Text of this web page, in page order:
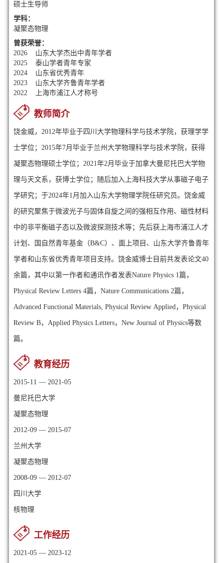
硕士生导师
学科：
凝聚态物理
曾获荣誉：
2026 山东大学杰出中青年学者
2025 泰山学者青年专家
2024 山东省优秀青年
2023 山东大学齐鲁青年学者
2022 上海市浦江人才称号
教师简介
饶金威， 2012年毕业于四川大学物理科学与技术学院，获理学学
士学位； 2015年7月毕业于兰州大学物理科学与技术学院，获得
凝聚态物理硕士学位； 2021 年2月毕业于加拿大曼尼托巴大学物
理与天文系，获博士学位；随后加入上海科技大学从事磁子电子
学研究；于2024年1月加入山东大学物理学院任研究员。饶金威
的研究聚焦于微波光子与固体自旋之间的强相互作用、磁性材料
中的非平衡磁子态以及微波探测技术等； 先后获上海市浦江人才
计划、国自然青年基金（B&C）、面上项目、山东大学齐鲁青年
学者和山东省优秀青年项目支持。饶金威博士目前共发表论文40
余篇，其中以第一作者和通讯作者发表Nature Physics 1篇，
Physical Review Letters 4篇 ， Nature Communications 2篇，
Advanced Functional Materials, Physical Review Applied， Physical
Review B，Applied Physics Letters， New Journal of Physics等数
篇。
教育经历
2015-11 — 2021-05
曼尼托巴大学
凝聚态物理
2012-09 — 2015-07
兰州大学
凝聚态物理
2008-09 — 2012-07
四川大学
核物理
工作经历
2021-05 — 2023-12